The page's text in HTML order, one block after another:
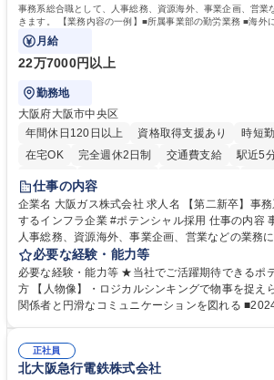
事務系総合職として、人事総務、資源海外、事業企画、営業
きます。 【業務内容の一例】■所属事業部の勤労業務 ■海外
門の企画スタッフ、ルート営業
月給
22万7000円以上
勤務地
大阪府大阪市中央区
年間休日120日以上
資格取得支援あり 時短
在宅OK
完全週休2日制 交通費支給 駅近5
服装自由
第二新卒歓迎
仕事の内容
企業名 大阪ガス株式会社 求人名 【第二新卒】事務系総合職 #関西を代表
するインフラ企業 #ポテンシャル採用 仕事の内容 事務系総合職として、
人事総務、資源海外、事業企画、営業などの業務
す。 【業務内容の一例】■所属事業部の勤労業務 ■
務 ■営業部門の企画スタッフ、ルート営業 【キャリアパス】入社後の配属
ポジションで一定期間ご活躍頂いた後、本人の適
鑑みてジョブローテーションを行います。 【育成
表するインフラ企業 #ポテンシャル採用
必要な経験・能力等
必要な経験・能力等 ★当社でご活躍期待できるポ
方 【人物像】・ロジカルシンキングで物事を捉え
関係者と円滑なコミュニケーションを図れる ■2024年度から2026年度ま
72.html ■エネルギーセキュリティの不安定化や気
甚大化など、これまで以上に社会課題解決の重要性
正社員
北大阪急行電鉄株式会社